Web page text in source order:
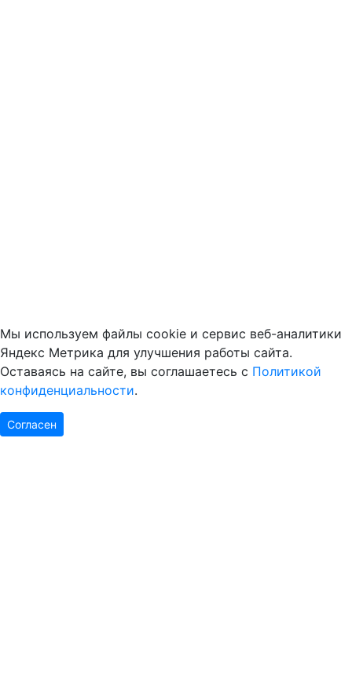
Мы используем файлы cookie и сервис веб-аналитики
Яндекс Метрика для улучшения работы сайта.
Оставаясь на сайте, вы соглашаетесь с Политикой
конфиденциальности.
Согласен